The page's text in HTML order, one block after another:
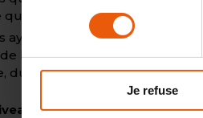
consentement
Je refuse
n’en consomment)
ayant une empreinte carbone
leur conception jusqu’à
durant tout leur usage.
pour l’énergie, de E1 à